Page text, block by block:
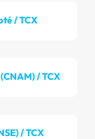
/ TCX
/ TCX
/ TCX